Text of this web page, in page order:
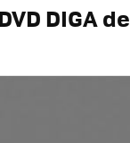
DIGA de